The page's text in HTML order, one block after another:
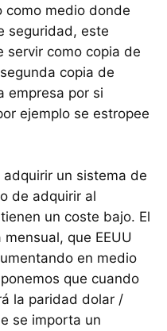
como medio donde
seguridad, este
servir como copia de
copia de
empresa por si
ejemplo se estropee
un sistema de
de adquirir al
un coste bajo. El
que EEUU
en medio
que cuando
la paridad dolar /
se importa un